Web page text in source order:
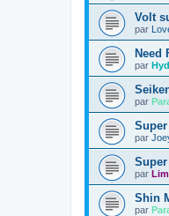
Volt
par
Need
par
par
par
par
Shin
par